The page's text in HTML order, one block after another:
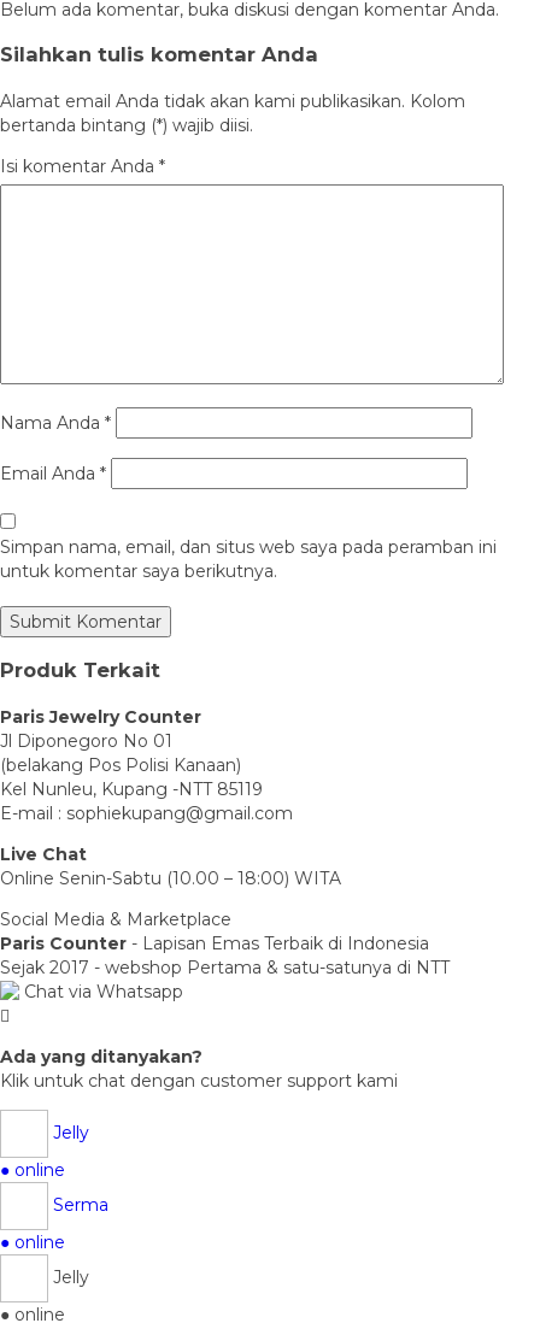
Belum ada komentar, buka diskusi dengan komentar Anda.
Silahkan tulis komentar Anda
Alamat email Anda tidak akan kami publikasikan. Kolom
bertanda bintang (*) wajib diisi.
Isi komentar Anda *
Nama Anda *
Email Anda *
Simpan nama, email, dan situs web saya pada peramban ini
untuk komentar saya berikutnya.
Produk Terkait
Paris Jewelry Counter
Jl Diponegoro No 01
(belakang Pos Polisi Kanaan)
Kel Nunleu, Kupang -NTT 85119
E-mail : sophiekupang@gmail.com
Live Chat
Online Senin-Sabtu (10.00 – 18:00) WITA
Social Media & Marketplace
Paris Counter - Lapisan Emas Terbaik di Indonesia
Sejak 2017 - webshop Pertama & satu-satunya di NTT
Chat via Whatsapp
Ada yang ditanyakan?
Klik untuk chat dengan customer support kami
Jelly
● online
Serma
● online
Jelly
● online